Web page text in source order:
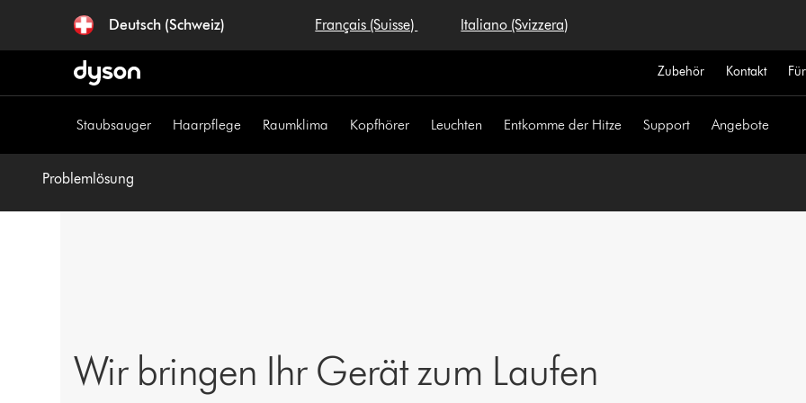
überspringen
Deutsch (Schweiz) Français (Suisse) Italiano (Svizzera)
Zubehör Kontakt
Staubsauger Haarpflege Raumklima Kopfhörer Leuchten Entkomme der Hitze Support Angebote
Problemlösung
Wir bringen Ihr Gerät zum Laufen